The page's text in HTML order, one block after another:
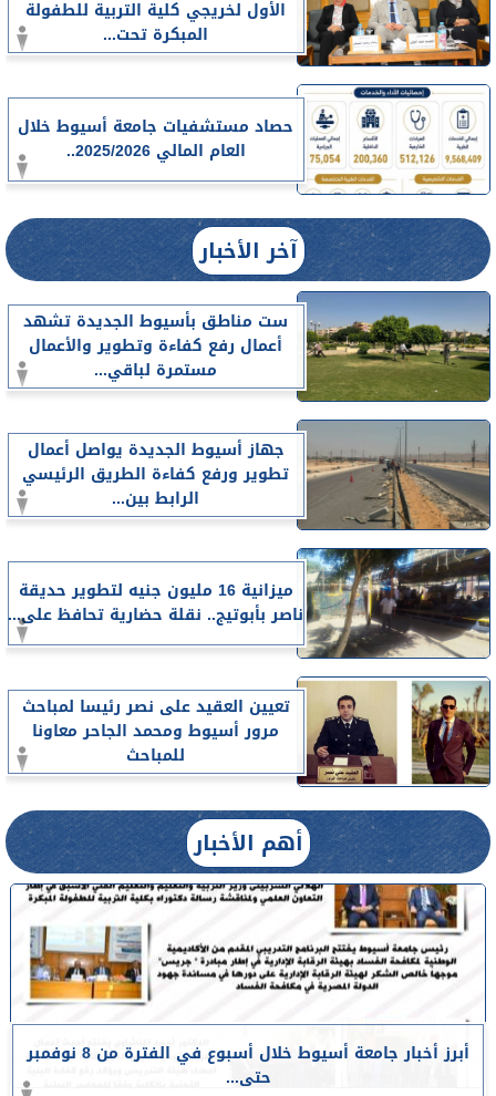
الأول لخريجي كلية التربية للطفولة
المبكرة تحت...
حصاد مستشفيات جامعة أسيوط خلال
العام المالي 2025/2026..
آخر الأخبار
ست مناطق بأسيوط الجديدة تشهد
أعمال رفع كفاءة وتطوير والأعمال
مستمرة لباقي...
جهاز أسيوط الجديدة يواصل أعمال
تطوير ورفع كفاءة الطريق الرئيسي
الرابط بين...
ميزانية 16 مليون جنيه لتطوير حديقة
ناصر بأبوتيج.. نقلة حضارية تحافظ على...
تعيين العقيد على نصر رئيسا لمباحث
مرور أسيوط ومحمد الجاحر معاونا
للمباحث
أهم الأخبار
أبرز أخبار جامعة أسيوط خلال أسبوع في الفترة من 8 نوفمبر
حتى...